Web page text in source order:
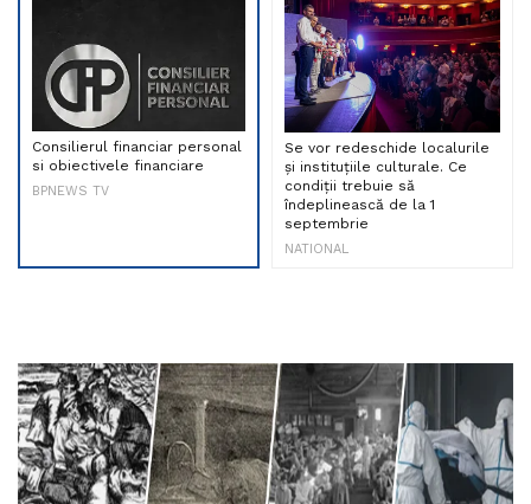
Consilierul financiar personal
si obiectivele financiare
BPNEWS TV
Se vor redeschide localurile
și instituțiile culturale. Ce
condiții trebuie să
îndeplinească de la 1
septembrie
NATIONAL